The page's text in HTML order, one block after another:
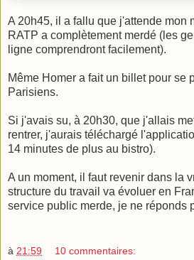
A 20h45, il a fallu que j'attende mon
RATP a complètement merdé (les
ligne comprendront facilement).
Même Homer a fait un billet pour se
Parisiens.
Si j'avais su, à 20h30, que j'allais
rentrer, j'aurais téléchargé
14 minutes de plus au bistro).
A un moment, il faut revenir dans la
structure du travail va évoluer en
service public merde, je ne réponds
à 21:59 10 commentaires: